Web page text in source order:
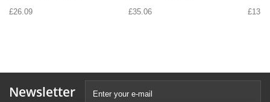
£26.09 £35.06
Newsletter